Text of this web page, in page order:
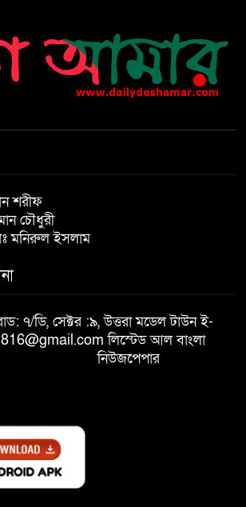
নির্বাচনের আগেই ফিরতে মরিয়া
‘পলাতক শক্তি’
খালেদা জিয়ার শারীরিক অবস্থা এখনো
অনিশ্চিত
বিজয় দিবসে দীঘিনালায় জামায়াতে
ইসলামীর বর্ণাঢ্য র‍্যালি
শরীফ
চৌধুরী
মনিরুল ইসলাম
৭/ডি, সেক্টর :৯, উত্তরা মডেল টাউন ই-
লিস্টেড আল বাংলা
নিউজপেপার